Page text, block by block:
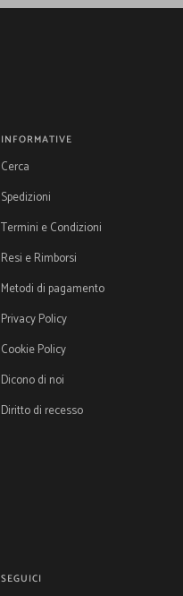
INFORMATIVE
Cerca
Spedizioni
Termini e Condizioni
Resi e Rimborsi
Metodi di pagamento
Privacy Policy
Cookie Policy
Dicono di noi
Diritto di recesso
SEGUICI